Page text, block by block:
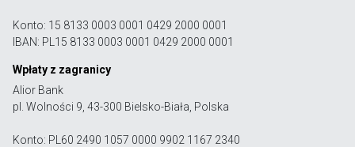
Konto: 15 8133 0003 0001 0429 2000 0001
IBAN: PL15 8133 0003 0001 0429 2000 0001
Wpłaty z zagranicy
Alior Bank
pl. Wolności 9, 43-300 Bielsko-Biała, Polska
Konto: PL60 2490 1057 0000 9902 1167 2340